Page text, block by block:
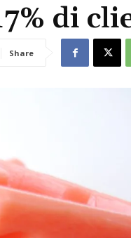
di
Share